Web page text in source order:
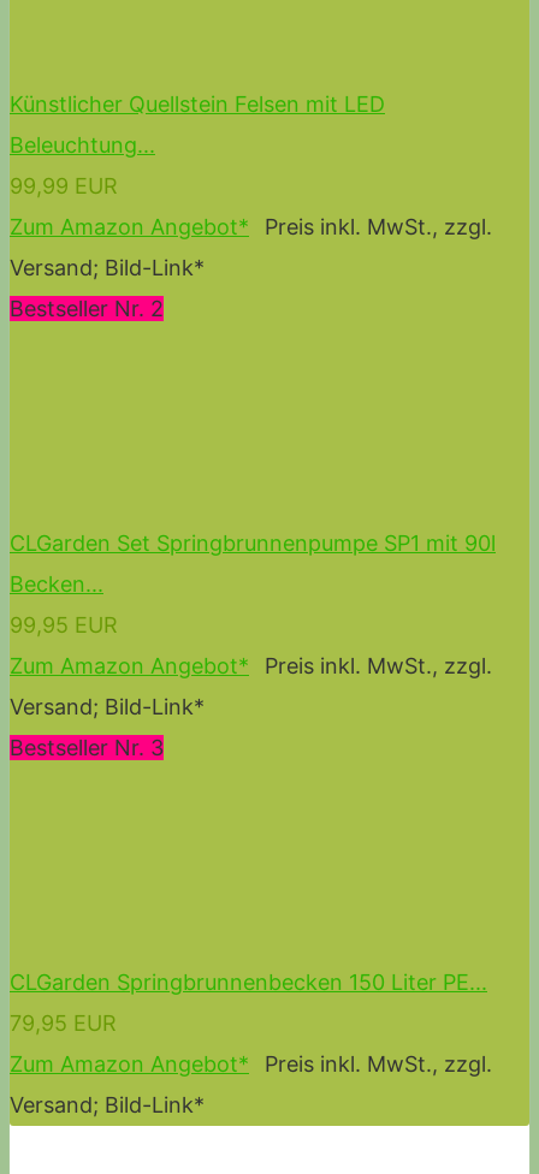
Künstlicher Quellstein Felsen mit LED
Beleuchtung...
99,99 EUR
Zum Amazon Angebot*
Preis inkl. MwSt., zzgl.
Versand; Bild-Link*
Bestseller Nr. 2
CLGarden Set Springbrunnenpumpe SP1 mit 90l
Becken...
99,95 EUR
Zum Amazon Angebot*
Preis inkl. MwSt., zzgl.
Versand; Bild-Link*
Bestseller Nr. 3
CLGarden Springbrunnenbecken 150 Liter PE...
79,95 EUR
Zum Amazon Angebot*
Preis inkl. MwSt., zzgl.
Versand; Bild-Link*